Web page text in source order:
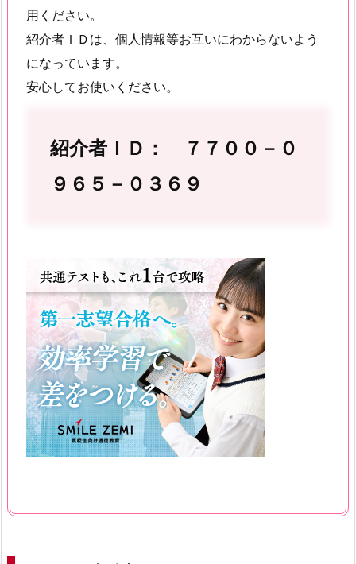
用ください。
紹介者ＩＤは、個人情報等お互いにわからないよう
になっています。
安心してお使いください。
紹介者ＩＤ： ７７００－０
９６５－０３６９